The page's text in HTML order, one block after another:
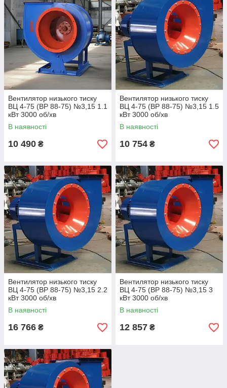
Вентилятор низького тиску
ВЦ 4-75 (ВР 88-75) №3,15 1.1
кВт 3000 об/хв
В наявності
10 490 ₴
Вентилятор низького тиску
ВЦ 4-75 (ВР 88-75) №3,15 1.5
кВт 3000 об/хв
В наявності
10 754 ₴
Вентилятор низького тиску
ВЦ 4-75 (ВР 88-75) №3,15 2.2
кВт 3000 об/хв
В наявності
16 766 ₴
Вентилятор низького тиску
ВЦ 4-75 (ВР 88-75) №3,15 3
кВт 3000 об/хв
В наявності
12 857 ₴